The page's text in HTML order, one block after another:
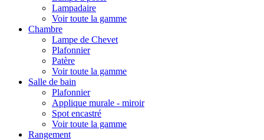
Lampadaire
Voir toute la gamme
Chambre
Lampe de Chevet
Plafonnier
Patère
Voir toute la gamme
Salle de bain
Plafonnier
Applique murale - miroir
Spot encastré
Voir toute la gamme
Rangement